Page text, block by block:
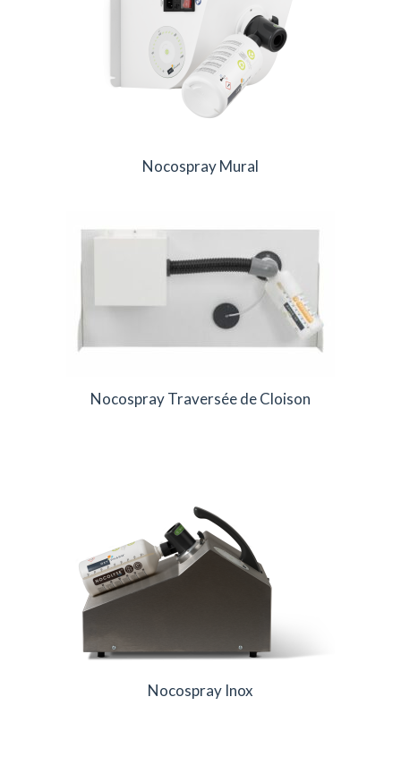
Nocospray Mural
Nocospray Traversée de Cloison
Nocospray Inox